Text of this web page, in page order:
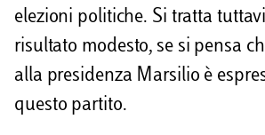
elezioni politiche. Si tratta
risultato modesto, se si pensa
alla presidenza Marsilio è
questo partito.